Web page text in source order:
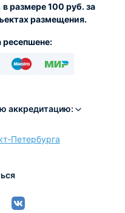
в размере 100 руб. за
размещения.
ресепшене:
аккредитацию:
Петербурга